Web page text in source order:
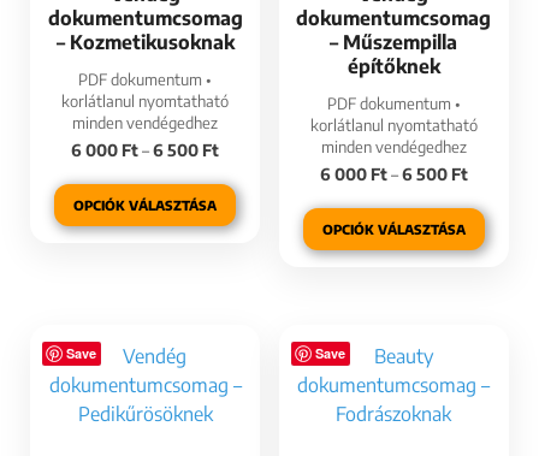
dokumentumcsomag
– Kozmetikusoknak
PDF dokumentum •
korlátlanul nyomtatható
minden vendégedhez
6 000 Ft–6 500 Ft
OPCIÓK VÁLASZTÁSA
dokumentumcsomag
– Műszempilla
építőknek
PDF dokumentum •
korlátlanul nyomtatható
minden vendégedhez
6 000 Ft–6 500 Ft
OPCIÓK VÁLASZTÁSA
Save Save